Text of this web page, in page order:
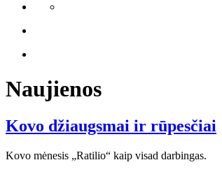
Naujienos
Kovo džiaugsmai ir rūpesčiai
Kovo mėnesis „Ratilio“ kaip visad darbingas.